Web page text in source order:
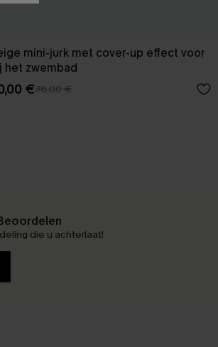
mini-jurk met cover-up effect voor
het zwembad
€38,00 €
die u achterlaat!